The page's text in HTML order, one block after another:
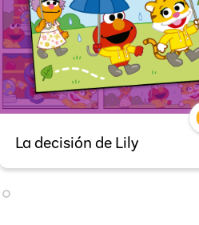
La decisión de Lily